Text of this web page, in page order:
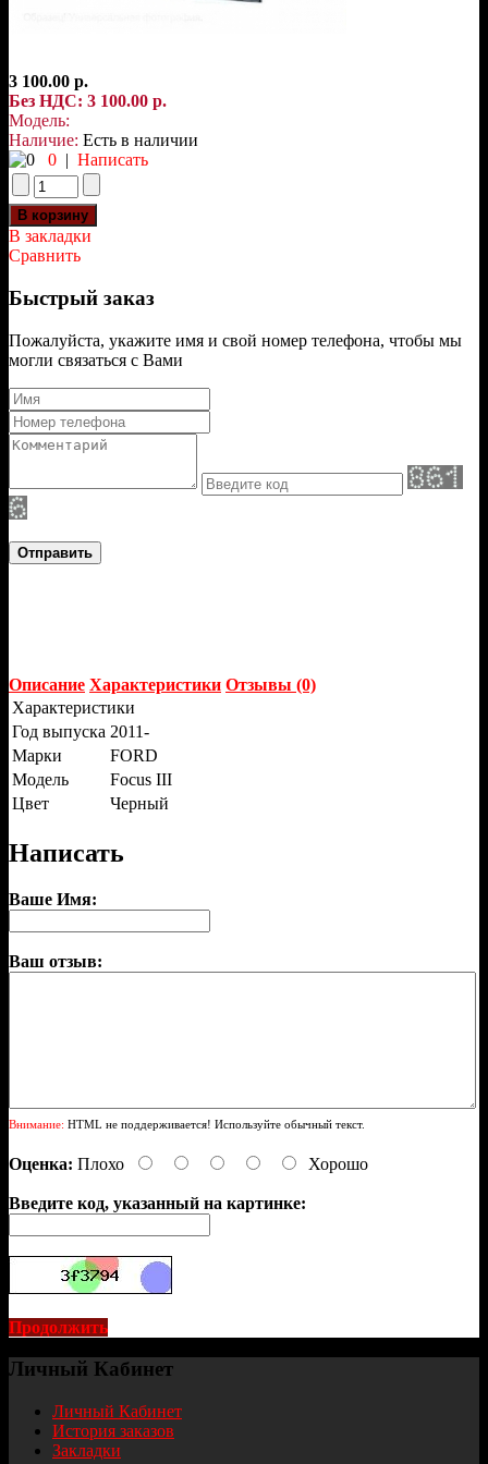
3 100.00 р.
Без НДС: 3 100.00 р.
Модель:
Наличие: Есть в наличии
0 | Написать
В закладки
Сравнить
Быстрый заказ
Пожалуйста, укажите имя и свой номер телефона, чтобы мы
могли связаться с Вами
Отправить
Описание Характеристики Отзывы (0)
Характеристики
Год выпуска 2011-
Марки
FORD
Модель
Focus III
Цвет
Черный
Написать
Ваше Имя:
Ваш отзыв:
Внимание: HTML не поддерживается! Используйте обычный текст.
Оценка: Плохо Хорошо
Введите код, указанный на картинке:
Продолжить
Личный Кабинет
Личный Кабинет
История заказов
Закладки